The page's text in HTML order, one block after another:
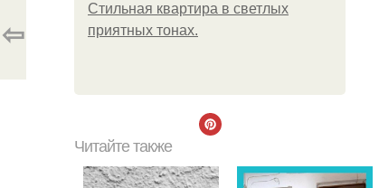
Стильная квартира в светлых
приятных тонах.
⇦
Читайте также